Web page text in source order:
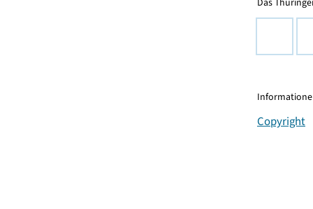
Copyright